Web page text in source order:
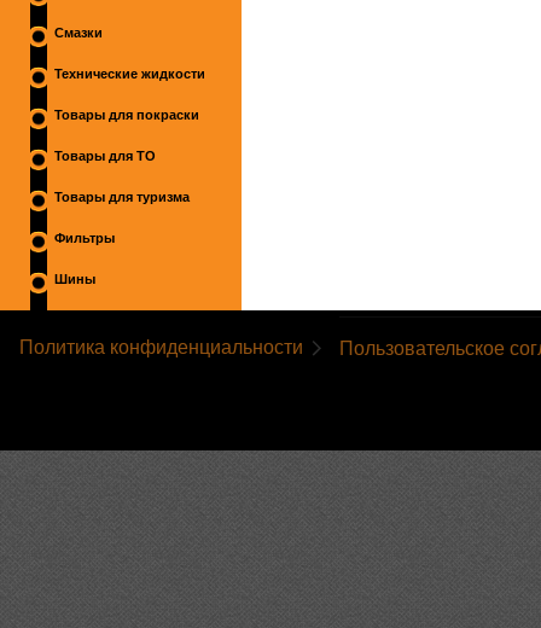
Смазки
Технические жидкости
Товары для покраски
Товары для ТО
Товары для туризма
Фильтры
Шины
Политика конфиденциальности Пользовательское